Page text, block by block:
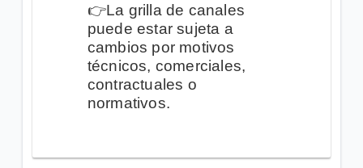
👉La grilla de canales
puede estar sujeta a
cambios por motivos
técnicos, comerciales,
contractuales o
normativos.